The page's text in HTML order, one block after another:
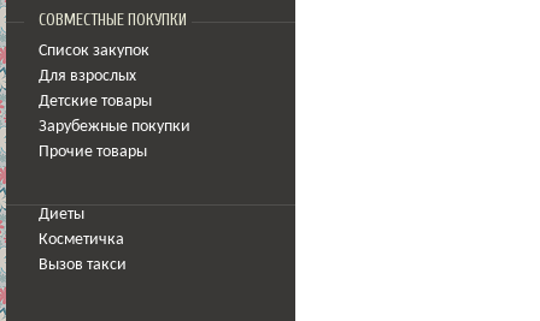
СОВМЕСТНЫЕ ПОКУПКИ
Список закупок
Для взрослых
Детские товары
Зарубежные покупки
Прочие товары
Диеты
Косметичка
Вызов такси